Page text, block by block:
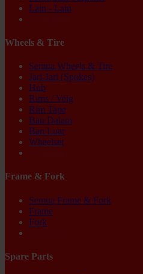
Lain - Lain
Wheels & Tire
Semua Wheels & Tire
Jari-Jari (Spokes)
Hub
Rims / Velg
Rim Tape
Ban Dalam
Ban Luar
Wheelset
Frame & Fork
Semua Frame & Fork
Frame
Fork
Spare Parts